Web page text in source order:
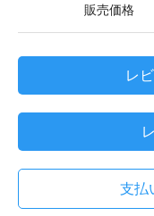
販売価格
レ
支払